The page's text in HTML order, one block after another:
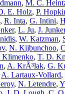
, M. C.
E. Holz, P.
, R. Inta, G. Intini,
, L. Ju, J. Junker
, W. Katzman,
, N. Kijbunchoo,
Klimenko, T. D.
, A. KrÃ³lak, G.
A. Lartaux-Vollard,
, N. Letendre,